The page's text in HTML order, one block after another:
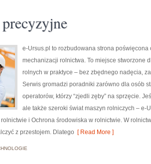
e-Ursus.pl to rozbudowana strona
mechanizacji rolnictwa. To miejsce stworzone
rolnych w praktyce – bez zbędnego nadęcia,
Serwis gromadzi poradniki zarówno dla osób
operatorów, którzy “zjedli zęby” na sprzęcie.
ale także szeroki świat maszyn rolniczych – e-
i Ochrona środowiska w rolnictwie. W
z przestojem. Dlatego [ Read More ]